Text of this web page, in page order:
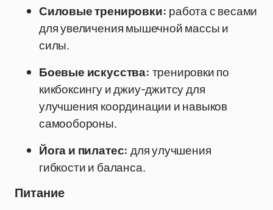
Силовые тренировки: работа с весами
для увеличения мышечной массы и
силы.
Боевые искусства: тренировки по
кикбоксингу и джиу-джитсу для
улучшения координации и навыков
самообороны.
Йога и пилатес: для улучшения
гибкости и баланса.
Питание